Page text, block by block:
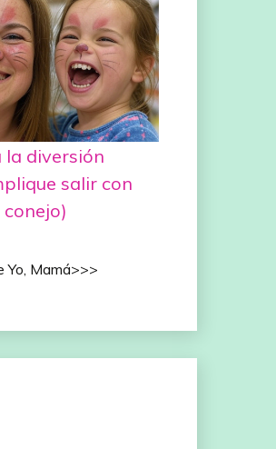
la diversión
salir con
Yo, Mamá>>>